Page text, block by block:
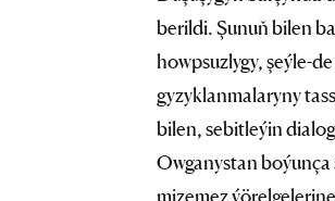
berildi. Şunuň bilen
howpsuzlygy, şeýle-
gyzyklanmalaryny
bilen, sebitleýin
Owganystan
mizemez